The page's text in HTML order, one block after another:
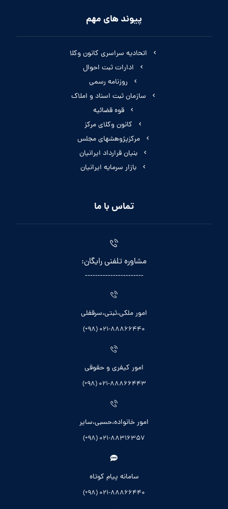
پیوند های مهم
اتحادیه سراسری کانون وکلا
ادارات ثبت احوال
روزنامه رسمی
سازمان ثبت اسناد و املاک
قوه قضائیه
کانون وکلای مرکز
مرکزپژوهشهای مجلس
بنیان قرارداد ایرانیان
بازار سرمایه ایرانیان
تماس با ما
مشاوره تلفنی رایگان:
-----------------------
امور ملکی،ثبتی،سرقفلی
021-88866440 (98+)
امور کیفری و حقوقی
021-88866443 (98+)
امور خانواده،حسبی،سایر
021-88316357 (98+)
سامانه پیام کوتاه
021-88866440 (98+)